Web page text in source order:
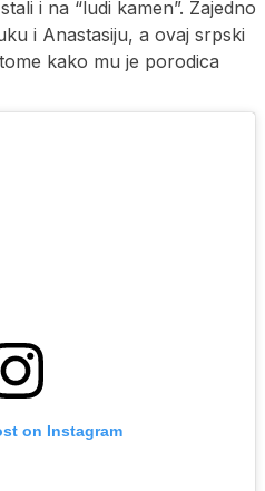
i na “ludi kamen”. Zajedno
i Anastasiju, a ovaj srpski
kako mu je porodica
on Instagram